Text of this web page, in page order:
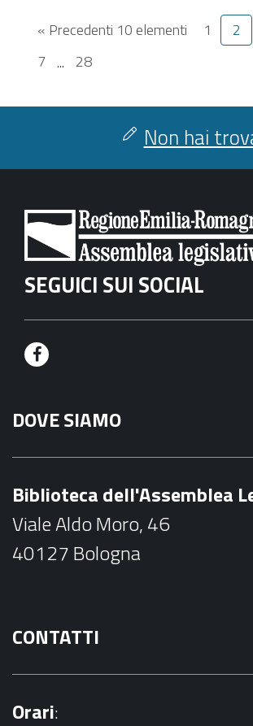
« Precedenti 10 elementi 1 2
7 ... 28
Non hai
SEGUICI SUI SOCIAL
F
c
e
o
k
DOVE SIAMO
Biblioteca dell'Assemblea
Viale Aldo Moro, 46
40127 Bologna
CONTATTI
Orari: